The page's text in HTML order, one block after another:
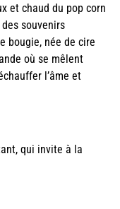
et chaud du pop corn
souvenirs
bougie, née de cire
où se mêlent
l’âme et
qui invite à la